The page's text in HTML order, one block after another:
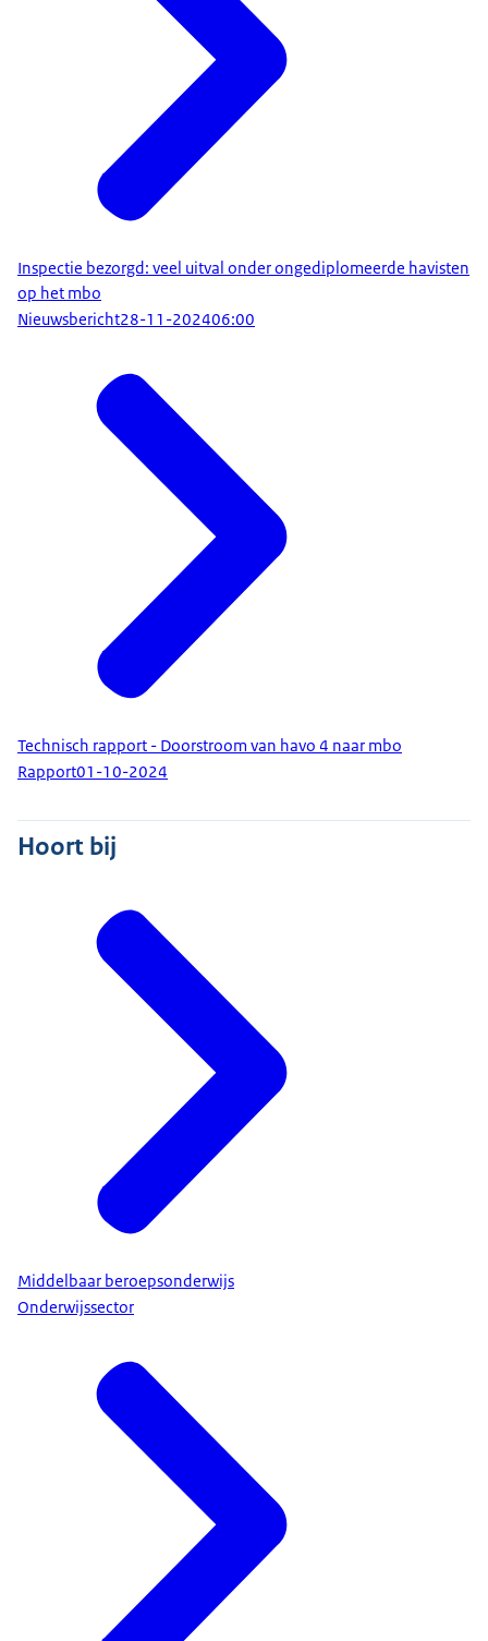
Inspectie bezorgd: veel uitval onder ongediplomeerde havisten
op het mbo
Nieuwsbericht28-11-202406:00
Technisch rapport - Doorstroom van havo 4 naar mbo
Rapport01-10-2024
Hoort bij
Middelbaar beroepsonderwijs
Onderwijssector